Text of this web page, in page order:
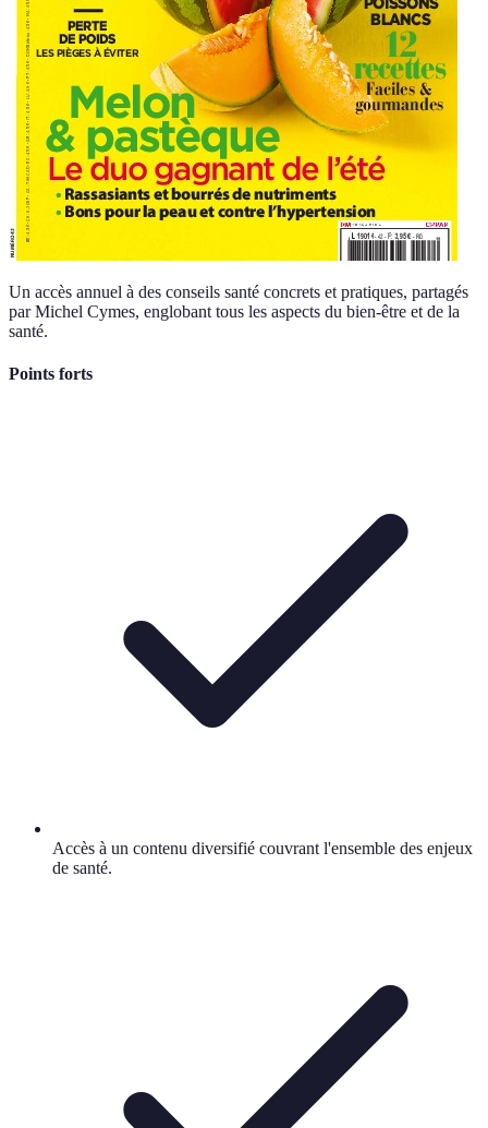
Un accès annuel à des conseils santé concrets et pratiques, partagés
par Michel Cymes, englobant tous les aspects du bien-être et de la
santé.
Points forts
Accès à un contenu diversifié couvrant l'ensemble des enjeux
de santé.